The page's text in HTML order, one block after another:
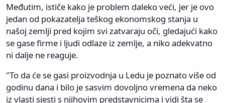
Međutim, ističe kako je problem daleko veći, jer je ovo
jedan od pokazatelja teškog ekonomskog stanja u
našoj zemlji pred kojim svi zatvaraju oči, gledajući kako
se gase firme i ljudi odlaze iz zemlje, a niko adekvatno
ni dalje ne reaguje.
"To da će se gasi proizvodnja u Ledu je poznato više od
godinu dana i bilo je sasvim dovoljno vremena da neko
iz vlasti sjesti s njihovim predstavnicima i vidi šta se